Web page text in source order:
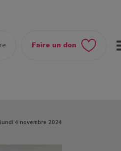
Faire un don
lundi 4 novembre 2024